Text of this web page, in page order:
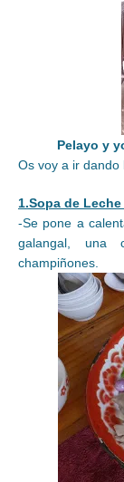
Pelayo y
Os voy a ir dando
1.Sopa de
-Se pone a
galangal, una
champiñones.